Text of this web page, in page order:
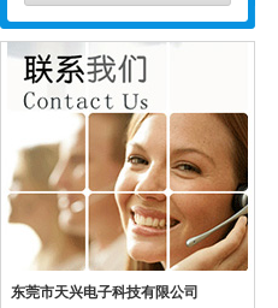
东莞市天兴电子科技有限公司